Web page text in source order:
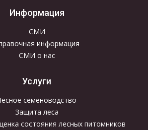
Информация
СМИ
информация
СМИ о нас
Услуги
семеноводство
Защита леса
состояния лесных питомников